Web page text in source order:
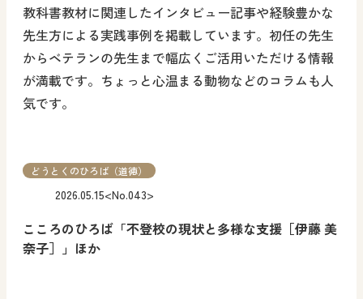
教科書教材に関連したインタビュー記事や経験豊かな
先生方による実践事例を掲載しています。初任の先生
からベテランの先生まで幅広くご活用いただける情報
が満載です。ちょっと心温まる動物などのコラムも人
気です。
こころのひろば「不登校の現状と多様な支援［伊藤 美
奈子］」ほか
2026.05.15<No.043>
どうとくのひろば（道徳）